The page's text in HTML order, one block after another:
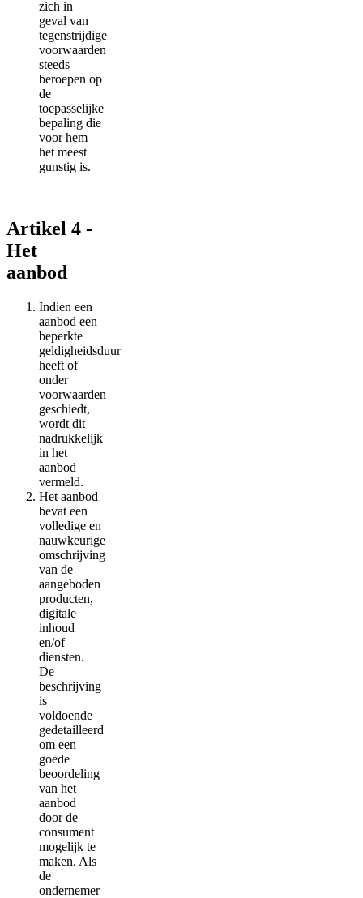
zich in
geval van
tegenstrijdige
voorwaarden
steeds
beroepen op
de
toepasselijke
bepaling die
voor hem
het meest
gunstig is.
Artikel 4 -
Het
aanbod
Indien een
aanbod een
beperkte
geldigheidsduur
heeft of
onder
voorwaarden
geschiedt,
wordt dit
nadrukkelijk
in het
aanbod
vermeld.
Het aanbod
bevat een
volledige en
nauwkeurige
omschrijving
van de
aangeboden
producten,
digitale
inhoud
en/of
diensten.
De
beschrijving
is
voldoende
gedetailleerd
om een
goede
beoordeling
van het
aanbod
door de
consument
mogelijk te
maken. Als
de
ondernemer